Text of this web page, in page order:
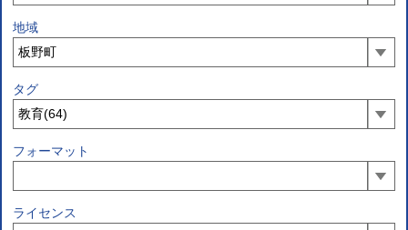
地域
タグ
フォーマット
ライセンス